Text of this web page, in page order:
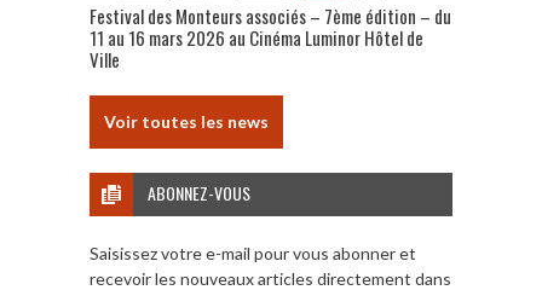
Festival des Monteurs associés – 7ème édition – du
11 au 16 mars 2026 au Cinéma Luminor Hôtel de
Ville
Voir toutes les news
ABONNEZ-VOUS
Saisissez votre e-mail pour vous abonner et
recevoir les nouveaux articles directement dans